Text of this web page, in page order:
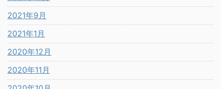
2021年9月
2021年1月
2020年12月
2020年11月